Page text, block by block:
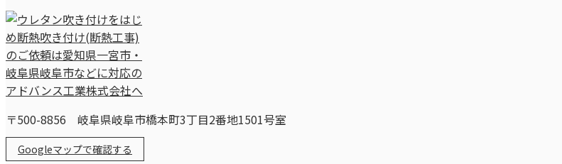
〒500-8856 岐阜県岐阜市橋本町3丁目2番地1501号室
Googleマップで確認する